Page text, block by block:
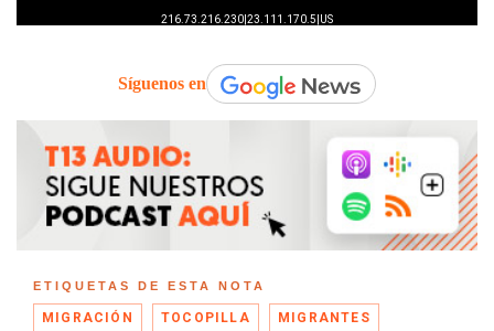
Síguenos en
ETIQUETAS DE ESTA NOTA
MIGRACIÓN TOCOPILLA MIGRANTES